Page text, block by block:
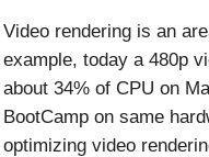
Video rendering is an
example, today a 480p
about 34% of CPU on
BootCamp on same
optimizing video